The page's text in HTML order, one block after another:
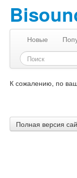
Новые
К сожалению, по
Полная версия